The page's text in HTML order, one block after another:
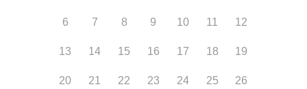
6 7 8 9 10 11 12
13 14 15 16 17 18 19
20 21 22 23 24 25 26